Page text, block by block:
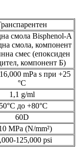
смола Bisphenol-A
смола, компонент
смес (епоксиден
компонент Б)
mPa s при +25
°C
1,1 g/ml
до +80°C
60D
MPa (N/mm²)
125,000 psi